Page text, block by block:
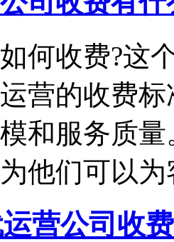
何收费?这
运营的收费
和服务质
他们可以
营公司收